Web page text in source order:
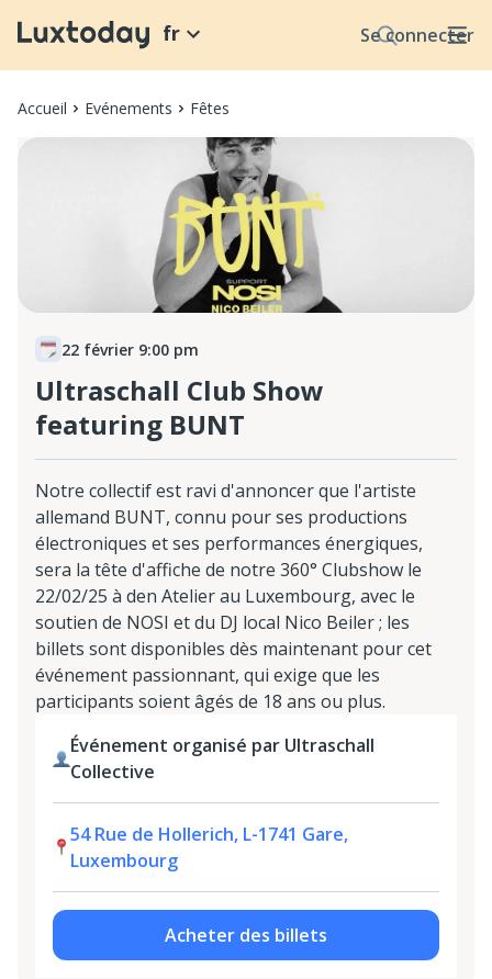
Se connecter
fr
Accueil Evénements Fêtes
22 février 9:00 pm
Ultraschall Club Show
featuring BUNT
Notre collectif est ravi d'annoncer que l'artiste
allemand BUNT, connu pour ses productions
électroniques et ses performances énergiques,
sera la tête d'affiche de notre 360° Clubshow le
22/02/25 à den Atelier au Luxembourg, avec le
soutien de NOSI et du DJ local Nico Beiler ; les
billets sont disponibles dès maintenant pour cet
événement passionnant, qui exige que les
participants soient âgés de 18 ans ou plus.
Événement organisé par Ultraschall
Collective
54 Rue de Hollerich, L-1741 Gare,
Luxembourg
Acheter des billets